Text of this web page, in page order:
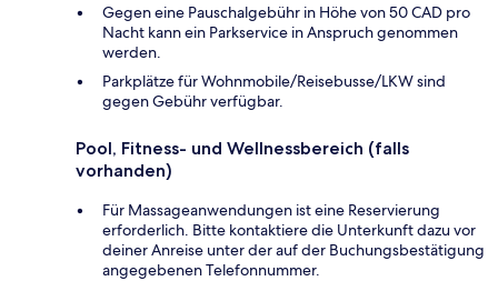
Gegen eine Pauschalgebühr in Höhe von 50 CAD pro
Nacht kann ein Parkservice in Anspruch genommen
werden.
Parkplätze für Wohnmobile/Reisebusse/LKW sind
gegen Gebühr verfügbar.
Pool, Fitness- und Wellnessbereich (falls
vorhanden)
Für Massageanwendungen ist eine Reservierung
erforderlich. Bitte kontaktiere die Unterkunft dazu vor
deiner Anreise unter der auf der Buchungsbestätigung
angegebenen Telefonnummer.